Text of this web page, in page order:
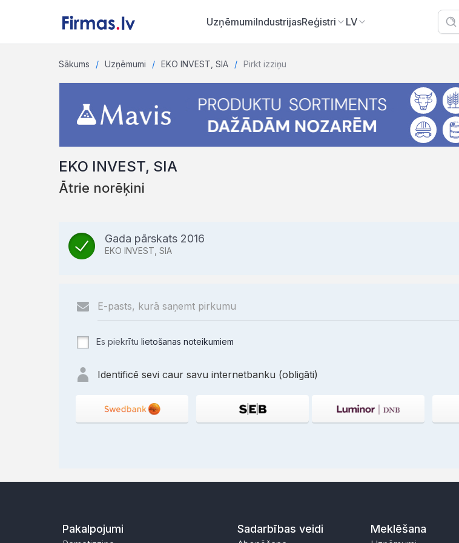
UzņēmumiIndustrijasReģistri LV
Sākums Uzņēmumi EKO INVEST, SIA Pirkt izziņu
EKO INVEST, SIA
Ātrie norēķini
Gada pārskats 2016
EKO INVEST, SIA
Es piekrītu lietošanas noteikumiem
Identificē sevi caur savu internetbanku (obligāti)
Pakalpojumi Sadarbības veidi Meklēšana